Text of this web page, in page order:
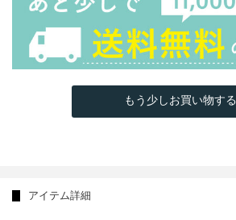
もう少しお買い物する
アイテム詳細